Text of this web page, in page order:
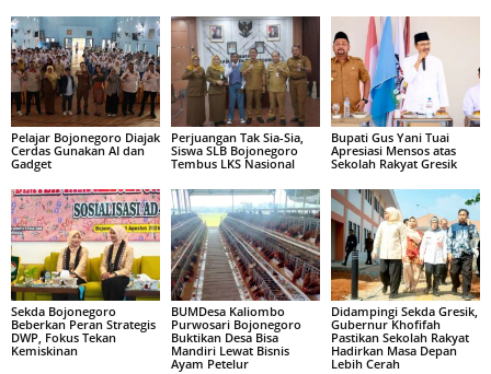
Pelajar Bojonegoro Diajak
Cerdas Gunakan AI dan
Gadget
Perjuangan Tak Sia-Sia,
Siswa SLB Bojonegoro
Tembus LKS Nasional
Bupati Gus Yani Tuai
Apresiasi Mensos atas
Sekolah Rakyat Gresik
Sekda Bojonegoro
Beberkan Peran Strategis
DWP, Fokus Tekan
Kemiskinan
BUMDesa Kaliombo
Purwosari Bojonegoro
Buktikan Desa Bisa
Mandiri Lewat Bisnis
Ayam Petelur
Didampingi Sekda Gresik,
Gubernur Khofifah
Pastikan Sekolah Rakyat
Hadirkan Masa Depan
Lebih Cerah